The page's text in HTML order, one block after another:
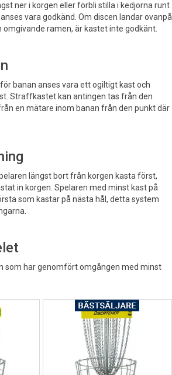
ner i korgen eller förbli stilla i kedjorna runt
vara godkänd. Om discen landar ovanpå
omgivande ramen, är kastet inte godkänt.
banan anses vara ett ogiltigt kast och
Straffkastet kan antingen tas från den
en mätare inom banan från den punkt där
längst bort från korgen kasta först,
in korgen. Spelaren med minst kast på
som kastar på nästa hål, detta system
som har genomfört omgången med minst